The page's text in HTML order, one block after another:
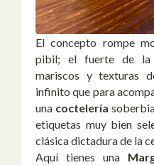
El concepto rompe
pibil; el fuerte de la
mariscos y texturas
infinito que para
una coctelería
etiquetas muy bien
clásica dictadura de la
Aquí tienes una